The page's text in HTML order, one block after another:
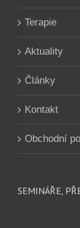
Terapie
Aktuality
Články
Kontakt
Obchodní
SEMINÁŘE,